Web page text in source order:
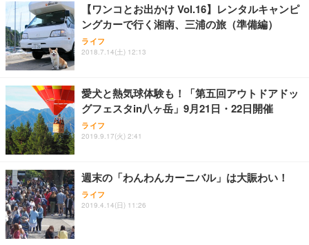
務用 おしゃれ パソコンチェア (ホワイト)
ANDWINT オフィスチェア デスクチェア 肘なし メ
ッシュ 通気性 ランバーサポート付き 腰サポート ガ
ス圧無段階昇降 360度回転 キャスター付き コンパク
【MiniLED/24.5inch/280Hz/FHD】GRAPHT THE S
HOOTER Gaming Monitor 24” Essential ゲーミン
グモニター QD 24.5インチ 1ms FHD 量子ドット 残
アイリスオーヤマ ペットシーツ 超厚型 お徳用 レギ
ュラー 200枚入【Amazon.co.jp限定】
【ワンコとお出かけ Vol.16】レンタルキャンピ
ングカーで行く湘南、三浦の旅（準備編）
ライフ
2018.7.14(土) 12:13
愛犬と熱気球体験も！「第五回アウトドアドッ
グフェスタin八ヶ岳」9月21日・22日開催
ライフ
2019.9.17(火) 2:41
週末の「わんわんカーニバル」は大賑わい！
ライフ
2019.4.14(日) 11:26